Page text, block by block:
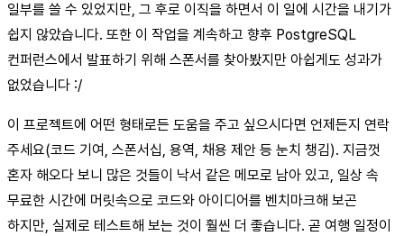
일부를 쓸 수 있었지만, 그 후로 이직을 하면서 이 일에 시간을 내기가
쉽지 않았습니다. 또한 이 작업을 계속하고 향후 PostgreSQL
컨퍼런스에서 발표하기 위해 스폰서를 찾아봤지만 아쉽게도 성과가
없었습니다 :/
이 프로젝트에 어떤 형태로든 도움을 주고 싶으시다면 언제든지 연락
주세요(코드 기여, 스폰서십, 용역, 채용 제안 등 눈치 챙김). 지금껏
혼자 해오다 보니 많은 것들이 낙서 같은 메모로 남아 있고, 일상 속
무료한 시간에 머릿속으로 코드와 아이디어를 벤치마크해 보곤
하지만, 실제로 테스트해 보는 것이 훨씬 더 좋습니다. 곧 여행 일정이